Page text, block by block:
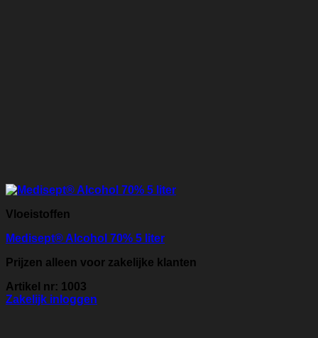
Vloeistoffen
Medisept® Alcohol 70% 5 liter
Prijzen alleen voor zakelijke klanten
Artikel nr: 1003
Zakelijk inloggen